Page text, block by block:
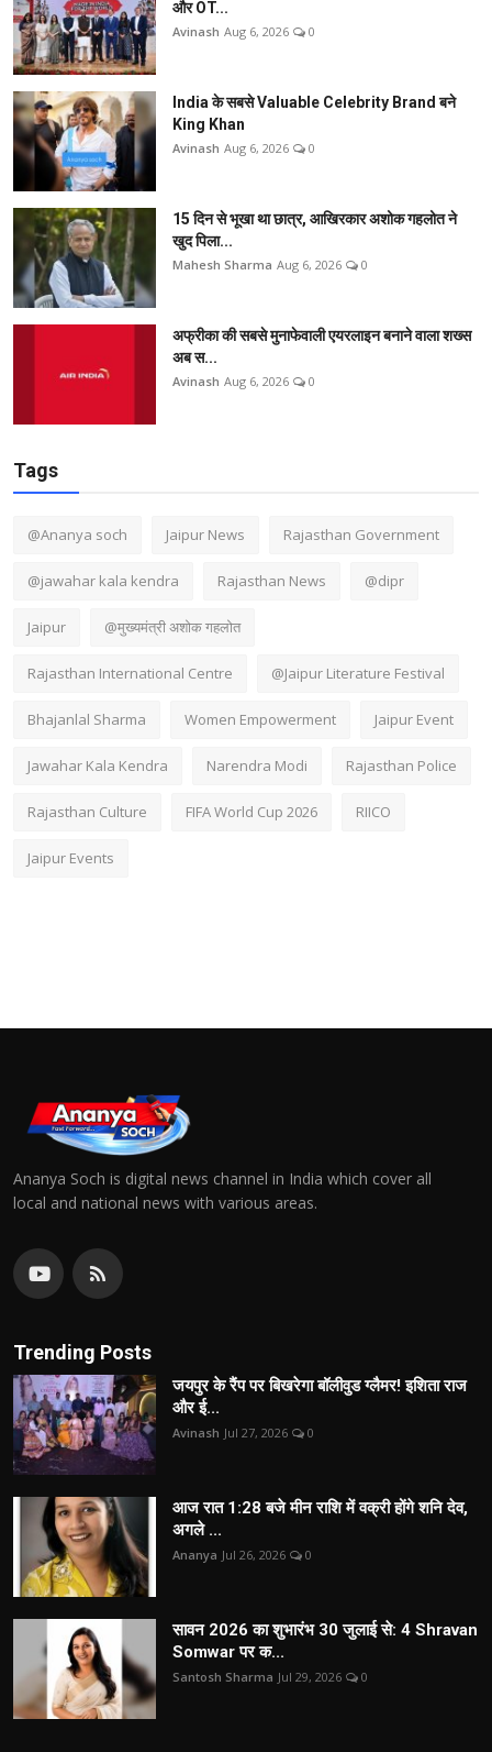
और OT...
Avinash Aug 6, 2026 0
India के सबसे Valuable Celebrity Brand बने
King Khan
Avinash Aug 6, 2026 0
15 दिन से भूखा था छात्र, आखिरकार अशोक गहलोत ने
खुद पिला...
Mahesh Sharma Aug 6, 2026 0
अफ्रीका की सबसे मुनाफेवाली एयरलाइन बनाने वाला शख्स
अब स...
Avinash Aug 6, 2026 0
Tags
@Ananya soch Jaipur News Rajasthan Government
@jawahar kala kendra Rajasthan News @dipr
Jaipur @मुख्यमंत्री अशोक गहलोत
Rajasthan International Centre @Jaipur Literature Festival
Bhajanlal Sharma Women Empowerment Jaipur Event
Jawahar Kala Kendra Narendra Modi Rajasthan Police
Rajasthan Culture FIFA World Cup 2026 RIICO
Jaipur Events
Ananya Soch is digital news channel in India which cover all
local and national news with various areas.
Trending Posts
जयपुर के रैंप पर बिखरेगा बॉलीवुड ग्लैमर! इशिता राज
और ई...
Avinash Jul 27, 2026 0
आज रात 1:28 बजे मीन राशि में वक्री होंगे शनि देव,
अगले ...
Ananya Jul 26, 2026 0
सावन 2026 का शुभारंभ 30 जुलाई से: 4 Shravan
Somwar पर क...
Santosh Sharma Jul 29, 2026 0